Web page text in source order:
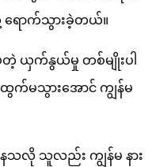
ရောက်သွားခဲ့တယ်။
ပတဲ့ ယှက်နွယ်မှု တစ်မျိုးပါ
မသွားအောင် ကျွန်မ
သလို သူလည်း ကျွန်မ နား